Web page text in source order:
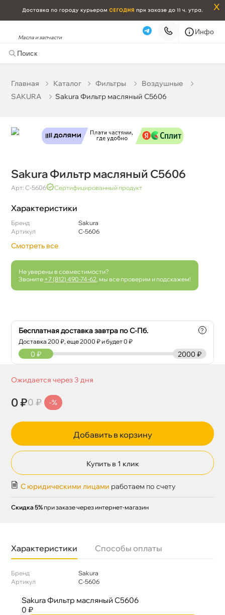
x
Масла и запчасти
Инфо
Главная Катало Фильтры
оздушные
SAKURA
Sakura Фильтр масляный C5606
Sakura Фильтр масляный C5606
Арт: C-5606 Сертифицированный продукт
Характеристики
Бренд
Sakura
Артикул
C-5606
Смотреть все
Не уверены в совместимости?
Звоните +7 (812) 490-74-62 , мы все проверим и подскажем!
Бесплатная доставка завтра по С-Пб.
Доставка200 ₽, еще2000 ₽ и будет 0 ₽
?
2000 ₽
0 ₽
Ожидается через 3 дня
0 ₽0 ₽ -%
Добавить в корзину
Купить в 1 клик
С юридическими лицами работаем по счету
Скидка 5% при заказе через интернет-магазин
Характеристики Способы оплаты
Бренд
Sakura
Артикул
C-5606
Самовывоз
Sakura Фильтр масляный C5606
0 ₽